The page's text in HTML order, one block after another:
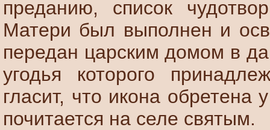
преданию, список
Матери был выполнен и
передан царским домом в
угодья которого
гласит, что икона обретена
почитается на селе святым.